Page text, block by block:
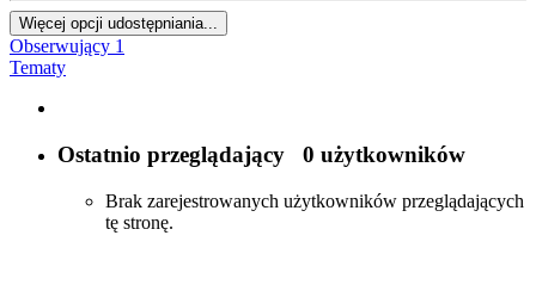
Więcej opcji udostępniania...
Obserwujący 1
Tematy
Ostatnio przeglądający 0 użytkowników
Brak zarejestrowanych użytkowników przeglądających
tę stronę.